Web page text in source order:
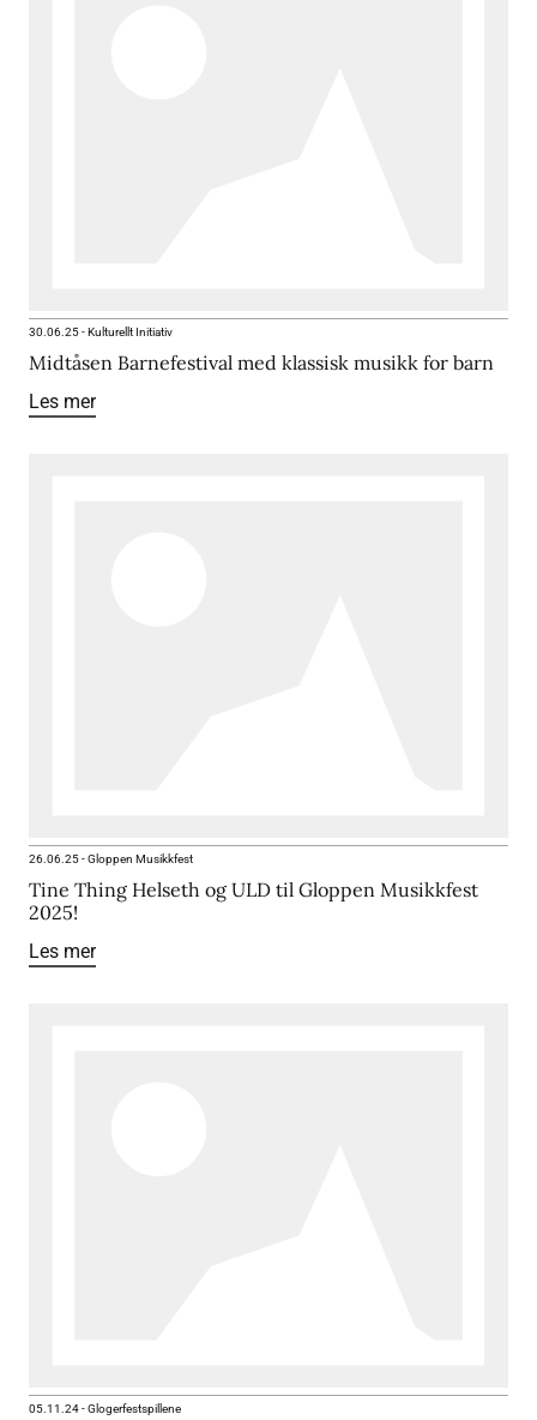
30.06.25-Kulturellt Initiativ
Midtåsen Barnefestival med klassisk musikk for barn
Les mer
26.06.25-Gloppen Musikkfest
Tine Thing Helseth og ULD til Gloppen Musikkfest
2025!
Les mer
05.11.24-Glogerfestspillene